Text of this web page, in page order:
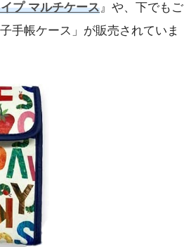
プ マルチケース』や、下でもご
手帳ケース」が販売されていま